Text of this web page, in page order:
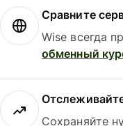
Сравните
Wise всегда
обменный
Сохраняйте